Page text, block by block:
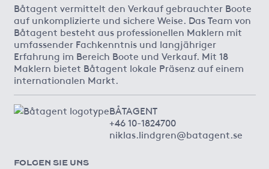
Båtagent vermittelt den Verkauf gebrauchter Boote
auf unkomplizierte und sichere Weise. Das Team von
Båtagent besteht aus professionellen Maklern mit
umfassender Fachkenntnis und langjähriger
Erfahrung im Bereich Boote und Verkauf. Mit 18
Maklern bietet Båtagent lokale Präsenz auf einem
internationalen Markt.
BÅTAGENT
+46 10-1824700
niklas.lindgren@batagent.se
FOLGEN SIE UNS